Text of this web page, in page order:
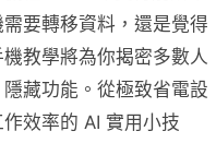
要轉移資料，還是覺得
教學將為你揭密多數人
藏功能。從極致省電設
效率的 AI 實用小技